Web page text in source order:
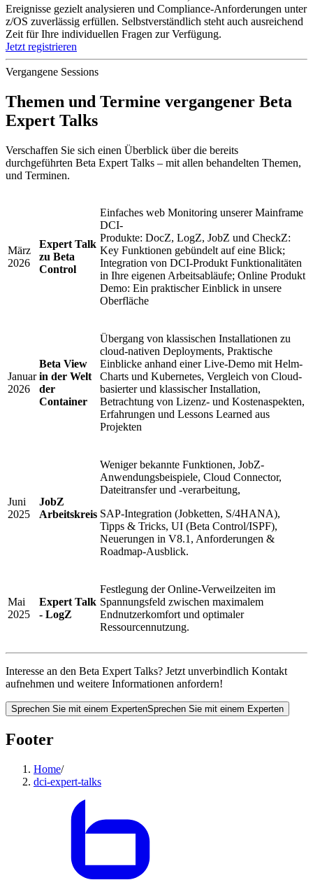
Ereignisse gezielt analysieren und Compliance-Anforderungen unter
z/OS zuverlässig erfüllen. Selbstverständlich steht auch ausreichend
Zeit für Ihre individuellen Fragen zur Verfügung.
Jetzt registrieren
Vergangene Sessions
Themen und Termine vergangener Beta
Expert Talks
Verschaffen Sie sich einen Überblick über die bereits
durchgeführten Beta Expert Talks – mit allen behandelten Themen,
und Terminen.
März
2026
Expert Talk
zu Beta
Control
Einfaches web Monitoring unserer Mainframe
DCI-
Produkte: DocZ, LogZ, JobZ und CheckZ:
Key Funktionen gebündelt auf eine Blick;
Integration von DCI-Produkt Funktionalitäten
in Ihre eigenen Arbeitsabläufe; Online Produkt
Demo: Ein praktischer Einblick in unsere
Oberfläche
Januar
2026
Beta View
in der Welt
der
Container
Übergang von klassischen Installationen zu
cloud-nativen Deployments, Praktische
Einblicke anhand einer Live-Demo mit Helm-
Charts und Kubernetes, Vergleich von Cloud-
basierter und klassischer Installation,
Betrachtung von Lizenz- und Kostenaspekten,
Erfahrungen und Lessons Learned aus
Projekten
Juni
2025
JobZ
Arbeitskreis
Weniger bekannte Funktionen, JobZ-
Anwendungsbeispiele, Cloud Connector,
Dateitransfer und -verarbeitung,
SAP-Integration (Jobketten, S/4HANA),
Tipps & Tricks, UI (Beta Control/ISPF),
Neuerungen in V8.1, Anforderungen &
Roadmap-Ausblick.
Mai
2025
Expert Talk
- LogZ
Festlegung der Online-Verweilzeiten im
Spannungsfeld zwischen maximalem
Endnutzerkomfort und optimaler
Ressourcennutzung.
Interesse an den Beta Expert Talks? Jetzt unverbindlich Kontakt
aufnehmen und weitere Informationen anfordern!
Sprechen Sie mit einem ExpertenSprechen Sie mit einem Experten
Footer
Home/
dci-expert-talks